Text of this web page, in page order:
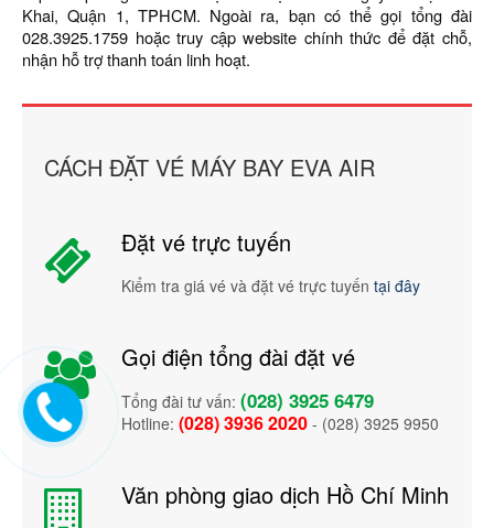
Khai, Quận 1, TPHCM. Ngoài ra, bạn có thể gọi tổng đài
028.3925.1759 hoặc truy cập website chính thức để đặt chỗ,
nhận hỗ trợ thanh toán linh hoạt.
CÁCH ĐẶT VÉ MÁY BAY EVA AIR
Đặt vé trực tuyến
Kiểm tra giá vé và đặt vé trực tuyến tại đây
Gọi điện tổng đài đặt vé
Tổng đài tư vấn: (028) 3925 6479
Hotline: (028) 3936 2020 - (028) 3925 9950
Văn phòng giao dịch Hồ Chí Minh